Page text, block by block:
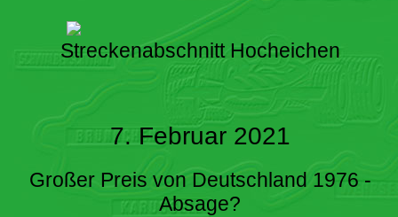
Streckenabschnitt Hocheichen
7. Februar 2021
Großer Preis von Deutschland 1976 -
Absage?